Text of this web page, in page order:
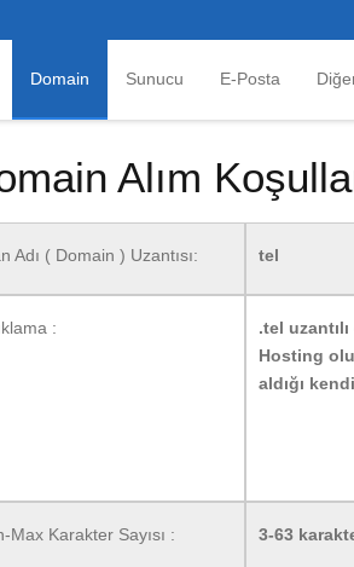
Domain Sunucu E-Posta
Alım
Adı ( Domain ) Uzantısı: tel
:
.tel
Hosting
aldığı
Max Karakter Sayısı : 3-63